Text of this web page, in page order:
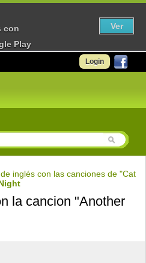
Login
inglés con las canciones de "Cat
la cancion "Another
con
Play
Ver